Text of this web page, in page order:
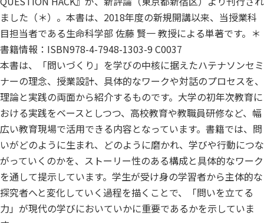
ました（＊）。本書は、2018年度の新規開講以来、当授業科
目担当者である生命科学部 佐藤 賢一 教授による単著です。＊
書籍情報：ISBN978-4-7948-1303-9 C0037
本書は、「問いづくり」を学びの中核に据えたハテナソンセミ
ナーの理念、授業設計、具体的なワークや対話のプロセスを、
理論と実践の両面から紹介するものです。大学の初年次教育に
おける実践をベースとしつつ、高校教育や教職員研修など、幅
広い教育現場で活用できる内容となっています。書籍では、問
いがどのように生まれ、どのように磨かれ、学びや行動につな
がっていくのかを、ストーリー性のある構成と具体的なワーク
を通して提示しています。学生が受け身の学習者から主体的な
探究者へと変化していく過程を描くことで、「問いを立てる
力」が現代の学びにおいていかに重要であるかを示していま